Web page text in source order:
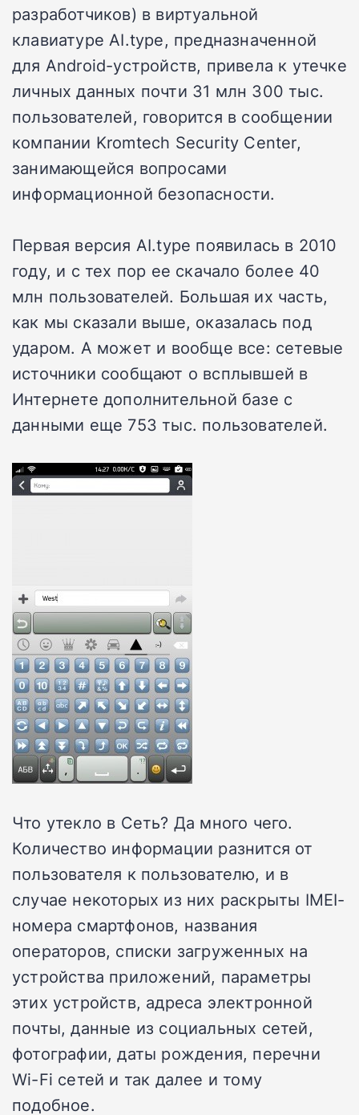
разработчиков) в виртуальной
клавиатуре AI.type, предназначенной
для Android-устройств, привела к утечке
личных данных почти 31 млн 300 тыс.
пользователей, говорится в сообщении
компании Kromtech Security Center,
занимающейся вопросами
информационной безопасности.
Первая версия AI.type появилась в 2010
году, и с тех пор ее скачало более 40
млн пользователей. Большая их часть,
как мы сказали выше, оказалась под
ударом. А может и вообще все: сетевые
источники сообщают о всплывшей в
Интернете дополнительной базе с
данными еще 753 тыс. пользователей.
Что утекло в Сеть? Да много чего.
Количество информации разнится от
пользователя к пользователю, и в
случае некоторых из них раскрыты IMEI-
номера смартфонов, названия
операторов, списки загруженных на
устройства приложений, параметры
этих устройств, адреса электронной
почты, данные из социальных сетей,
фотографии, даты рождения, перечни
Wi-Fi сетей и так далее и тому
подобное.